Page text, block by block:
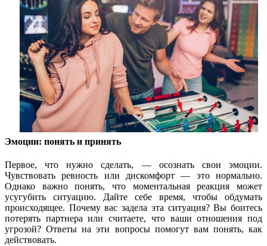
Эмоции: понять и принять
Первое, что нужно сделать, — осознать свои эмоции.
Чувствовать ревность или дискомфорт — это нормально.
Однако важно понять, что моментальная реакция может
усугубить ситуацию. Дайте себе время, чтобы обдумать
происходящее. Почему вас задела эта ситуация? Вы боитесь
потерять партнера или считаете, что ваши отношения под
угрозой? Ответы на эти вопросы помогут вам понять, как
действовать.